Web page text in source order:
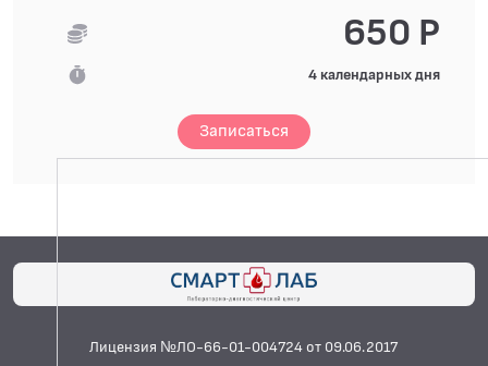
650 Р
4 календарных дня
Записаться
Лицензия №ЛО-66-01-004724 от 09.06.2017